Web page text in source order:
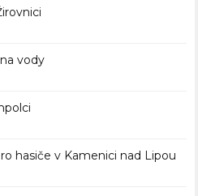
vody
hasiče v Kamenici nad Lipou